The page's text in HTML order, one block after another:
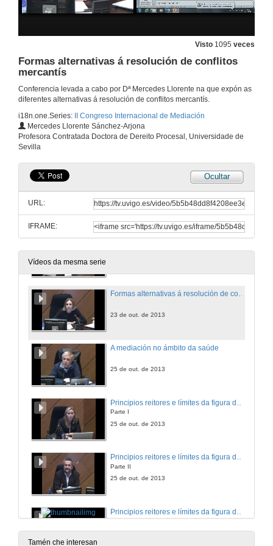
Visto 1095 veces
Formas alternativas á resolución de conflitos
mercantís
Conferencia levada a cabo por Dª Mercedes Llorente na que expón as
diferentes alternativas á resolución de conflitos mercantís.
i18n.one.Series:
II Congreso Internacional de Mediación
Mercedes Llorente Sánchez-Arjona
Profesora Contratada Doctora de Dereito Procesal, Universidade de
Sevilla
Ocultar
URL:
IFRAME:
Vídeos da mesma serie
23 de out. de 2013
A mediación penal: situación actual e proxecto de Código Procesal Penal
Parte I
23 de out. de 2013
A mediación penal: situación actual e proxecto de Código Procesal Penal
23 de out. de 2013
A mediación no ámbito da saúde
25 de out. de 2013
Parte I
25 de out. de 2013
Principios reitores e límites da figura do mediador/a
Parte II
25 de out. de 2013
Parte III
25 de out. de 2013
Tamén che interesan